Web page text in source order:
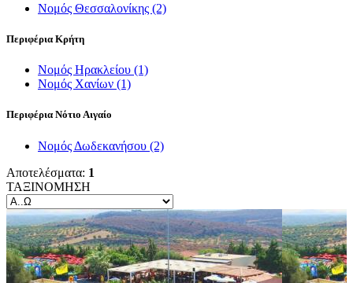
Νομός Θεσσαλονίκης (2)
Περιφέρια Κρήτη
Νομός Ηρακλείου (1)
Νομός Χανίων (1)
Περιφέρια Νότιο Αιγαίο
Νομός Δωδεκανήσου (2)
Αποτελέσματα: 1
ΤΑΞΙΝΟΜΗΣΗ